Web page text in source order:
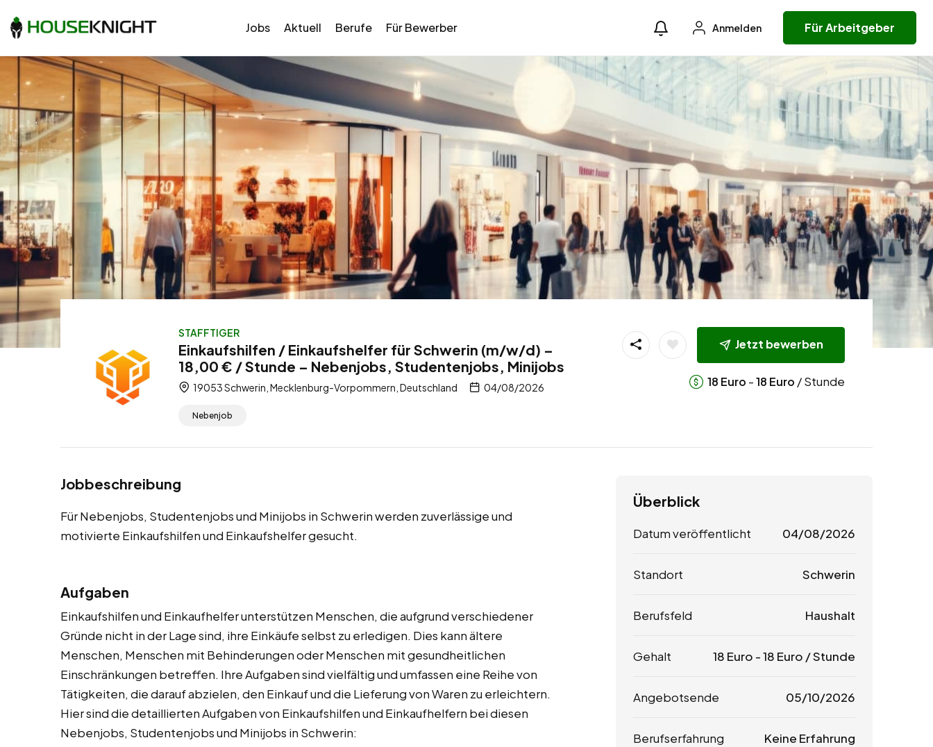
Jobs Aktuell Berufe Für Bewerber Anmelden Für Arbeitgeber
STAFFTIGER
Einkaufshilfen / Einkaufshelfer für Schwerin (m/w/d) –
18,00 € / Stunde – Nebenjobs, Studentenjobs, Minijobs
19053 Schwerin, Mecklenburg-Vorpommern, Deutschland 04/08/2026
Nebenjob
Jetzt bewerben
18 Euro -18 Euro / Stunde
Jobbeschreibung
Für Nebenjobs, Studentenjobs und Minijobs in Schwerin werden zuverlässige und
motivierte Einkaufshilfen und Einkaufshelfer gesucht.
Aufgaben
Einkaufshilfen und Einkaufhelfer unterstützen Menschen, die aufgrund verschiedener
Gründe nicht in der Lage sind, ihre Einkäufe selbst zu erledigen. Dies kann ältere
Menschen, Menschen mit Behinderungen oder Menschen mit gesundheitlichen
Einschränkungen betreffen. Ihre Aufgaben sind vielfältig und umfassen eine Reihe von
Tätigkeiten, die darauf abzielen, den Einkauf und die Lieferung von Waren zu erleichtern.
Hier sind die detaillierten Aufgaben von Einkaufshilfen und Einkaufhelfern bei diesen
Nebenjobs, Studentenjobs und Minijobs in Schwerin:
Überblick
Datum veröffentlicht 04/08/2026
Standort Schwerin
Berufsfeld Haushalt
Gehalt 18 Euro -18 Euro / Stunde
Angebotsende 05/10/2026
Berufserfahrung Keine Erfahrung